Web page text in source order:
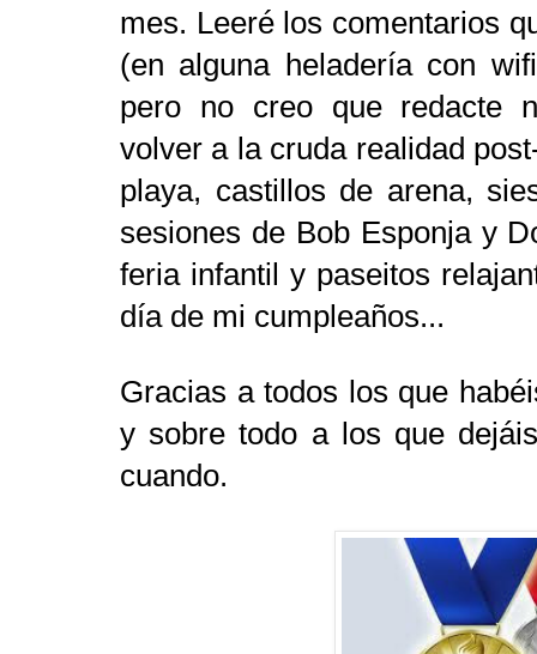
mes. Leeré los comentarios
(en alguna heladería con
pero no creo que redacte
volver a la cruda realidad
playa, castillos de arena,
sesiones de Bob Esponja y
feria infantil y paseitos
día de mi cumpleaños...
Gracias a todos los que
y sobre todo a los que
cuando.